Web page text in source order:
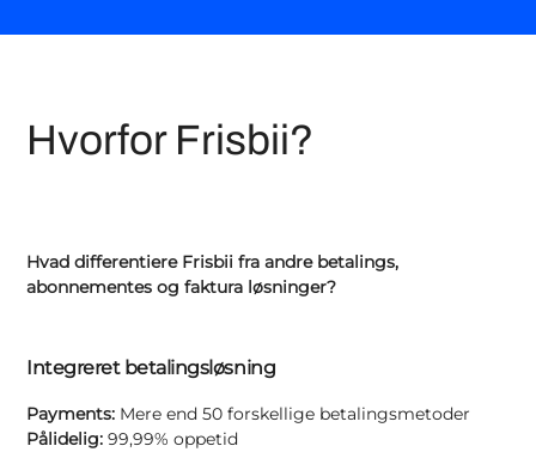
Hvorfor Frisbii?
Hvad differentiere Frisbii fra andre betalings,
abonnementes og faktura løsninger?
Integreret betalingsløsning
Payments: Mere end 50 forskellige betalingsmetoder
Pålidelig: 99,99% oppetid